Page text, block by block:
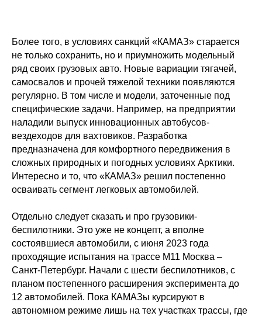
Более того, в условиях санкций «КАМАЗ» старается
не только сохранить, но и приумножить модельный
ряд своих грузовых авто. Новые вариации тягачей,
самосвалов и прочей тяжелой техники появляются
регулярно. В том числе и модели, заточенные под
специфические задачи. Например, на предприятии
наладили выпуск инновационных автобусов-
вездеходов для вахтовиков. Разработка
предназначена для комфортного передвижения в
сложных природных и погодных условиях Арктики.
Интересно и то, что «КАМАЗ» решил постепенно
осваивать сегмент легковых автомобилей.
Отдельно следует сказать и про грузовики-
беспилотники. Это уже не концепт, а вполне
состоявшиеся автомобили, с июня 2023 года
проходящие испытания на трассе М11 Москва –
Санкт-Петербург. Начали с шести беспилотников, с
планом постепенного расширения эксперимента до
12 автомобилей. Пока КАМАЗы курсируют в
автономном режиме лишь на тех участках трассы, где